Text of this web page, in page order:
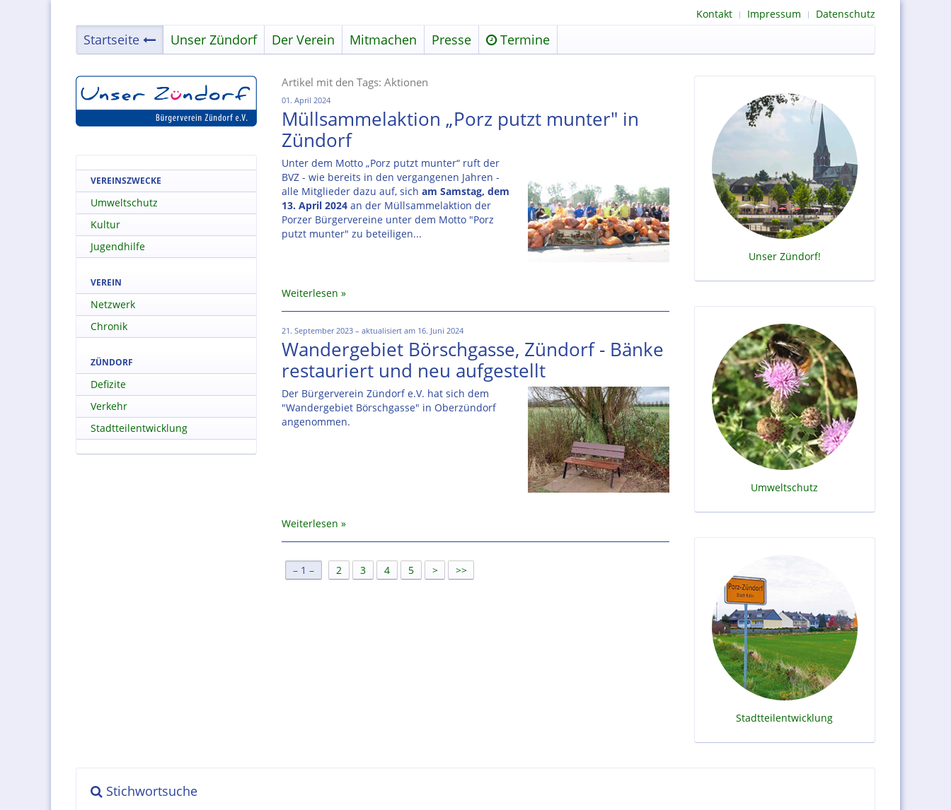
Kontakt Impressum Datenschutz
Startseite Unser Zündorf Der Verein Mitmachen Presse Termine
Artikel mit den Tags: Aktionen
01. April 2024
Müllsammelaktion „Porz putzt munter" in
Zündorf
Unter dem Motto „Porz putzt munter“ ruft der
BVZ - wie bereits in den vergangenen Jahren -
alle Mitglieder dazu auf, sicham Samstag, dem
13. April 2024 an der Müllsammelaktion der
Porzer Bürgervereine unter dem Motto "Porz
putzt munter" zu beteiligen...
Weiterlesen
21. September 2023 – aktualisiert am 16. Juni 2024
Wandergebiet Börschgasse, Zündorf - Bänke
restauriert und neu aufgestellt
Der Bürgerverein Zündorf e.V. hat sich dem
"Wandergebiet Börschgasse" in Oberzündorf
angenommen.
Weiterlesen
1 2 3 4 5 > >>
VEREINSZWECKE
Umweltschutz
Kultur
Jugendhilfe
VEREIN
Netzwerk
Chronik
ZÜNDORF
Defizite
Verkehr
Stadtteilentwicklung
Unser Zündorf!
Umweltschutz
Stadtteilentwicklung
Stichwortsuche